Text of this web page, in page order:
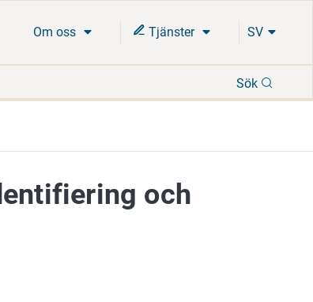
Om oss Tjänster SV
Sök
och